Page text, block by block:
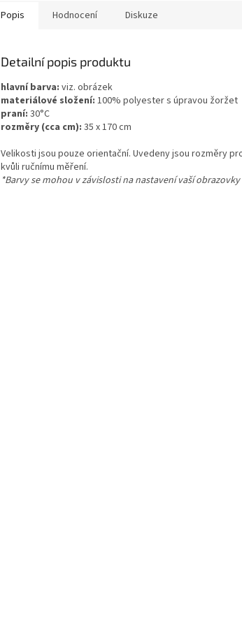
Popis Hodnocení Diskuze
Detailní popis produktu
hlavní barva: viz. obrázek
materiálové složení: 100% polyester s úpravou žoržet
praní: 30°C
rozměry (cca cm): 35 x 170 cm
Velikosti jsou pouze orientační. Uvedeny jsou rozměry
kvůli ručnímu měření.
*Barvy se mohou v závislosti na nastavení vaší